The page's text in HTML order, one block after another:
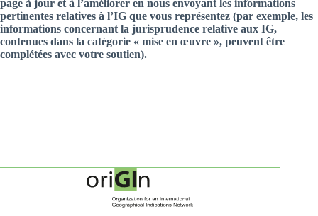
page à jour et à l’améliorer en nous envoyant les informations
pertinentes relatives à l’IG que vous représentez (par exemple, les
informations concernant la jurisprudence relative aux IG,
contenues dans la catégorie « mise en œuvre », peuvent être
complétées avec votre soutien).